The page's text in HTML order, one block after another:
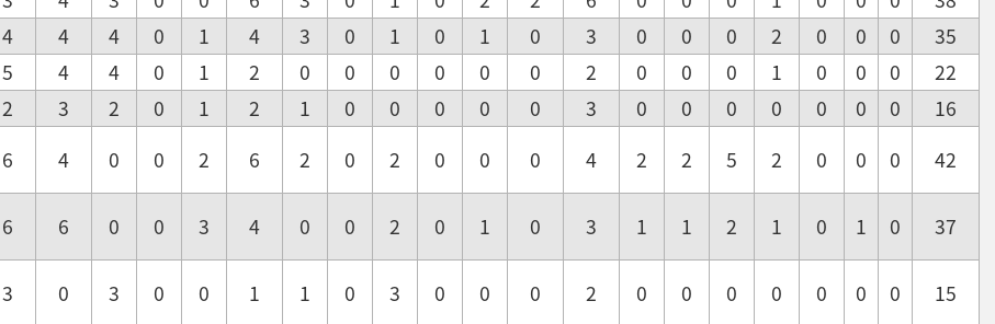
4 4 4 0 1 4 3 0 1 0 1 0 3 0 0 0 2 0 0 0
35
5 4 4 0 1 2 0 0 0 0 0 0 2 0 0 0 1 0 0 0
22
2 3 2 0 1 2 1 0 0 0 0 0 3 0 0 0 0 0 0 0
16
6 4 0 0 2 6 2 0 2 0 0 0 4 2 2 5 2 0 0 0
42
6 6 0 0 3 4 0 0 2 0 1 0 3 1 1 2 1 0 1 0
37
3 0 3 0 0 1 1 0 3 0 0 0 2 0 0 0 0 0 0 0
15